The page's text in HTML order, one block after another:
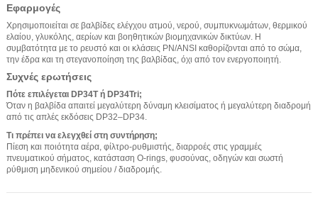
Εφαρμογές
Χρησιμοποιείται σε βαλβίδες ελέγχου ατμού, νερού, συμπυκνωμάτων, θερμικού
ελαίου, γλυκόλης, αερίων και βοηθητικών βιομηχανικών δικτύων. Η
συμβατότητα με το ρευστό και οι κλάσεις PN/ANSI καθορίζονται από το σώμα,
την έδρα και τη στεγανοποίηση της βαλβίδας, όχι από τον ενεργοποιητή.
Συχνές ερωτήσεις
Πότε επιλέγεται DP34T ή DP34Tri;
Όταν η βαλβίδα απαιτεί μεγαλύτερη δύναμη κλεισίματος ή μεγαλύτερη διαδρομή
από τις απλές εκδόσεις DP32–DP34.
Τι πρέπει να ελεγχθεί στη συντήρηση;
Πίεση και ποιότητα αέρα, φίλτρο-ρυθμιστής, διαρροές στις γραμμές
πνευματικού σήματος, κατάσταση O-rings, φυσούνας, οδηγών και σωστή
ρύθμιση μηδενικού σημείου / διαδρομής.